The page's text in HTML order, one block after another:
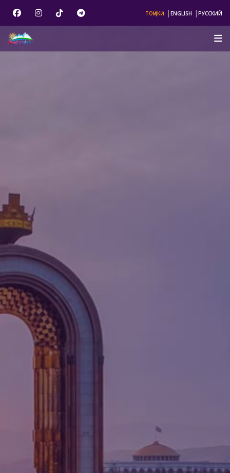
ТОҶИКӢ | ENGLISH | РУССКИЙ